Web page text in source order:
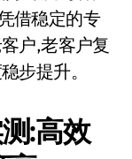
借稳定的专
户,老客户复
步提升。
:高效